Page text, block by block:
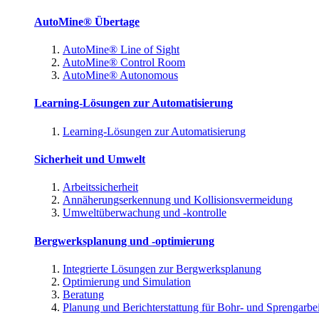
AutoMine® Übertage
AutoMine® Line of Sight
AutoMine® Control Room
AutoMine® Autonomous
Learning-Lösungen zur Automatisierung
Learning-Lösungen zur Automatisierung
Sicherheit und Umwelt
Arbeitssicherheit
Annäherungserkennung und Kollisionsvermeidung
Umweltüberwachung und -kontrolle
Bergwerksplanung und -optimierung
Integrierte Lösungen zur Bergwerksplanung
Optimierung und Simulation
Beratung
Planung und Berichterstattung für Bohr- und